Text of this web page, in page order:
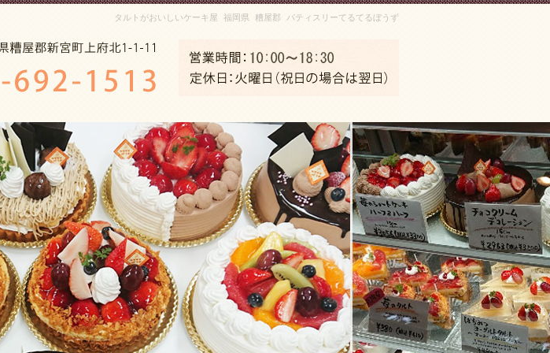
タルトがおいしいケーキ屋 福岡県 糟屋郡 パティスリーてるてるぼうず